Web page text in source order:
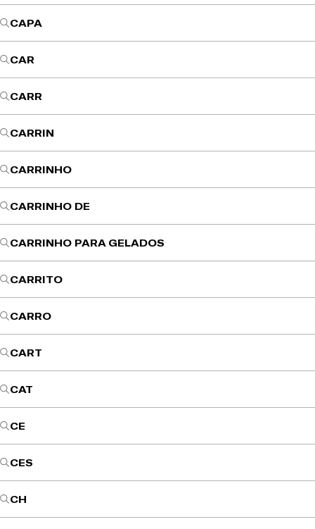
CAPA
CAR
CARR
CARRIN
CARRINHO
CARRINHO DE
CARRINHO PARA GELADOS
CARRITO
CARRO
CART
CAT
CE
CES
CH